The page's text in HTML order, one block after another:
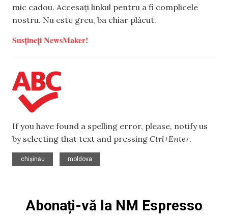
mic cadou. Accesați linkul pentru a fi complicele
nostru. Nu este greu, ba chiar plăcut.
Susțineți NewsMaker!
If you have found a spelling error, please, notify us
by selecting that text and pressing Ctrl+Enter.
chișinău
moldova
Abonați-vă la NM Espresso